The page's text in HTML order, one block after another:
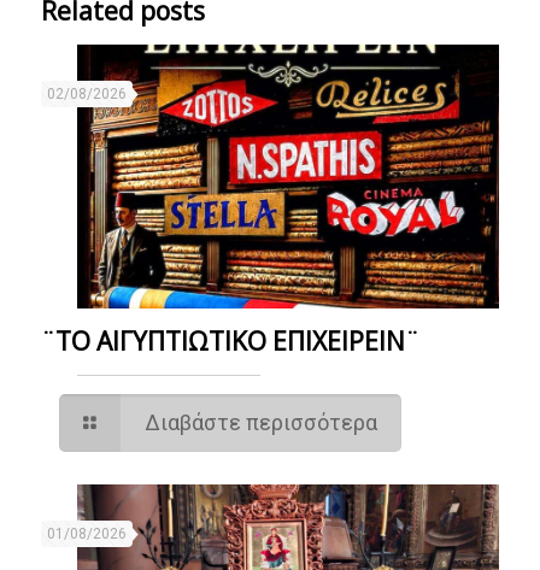
Related posts
02/08/2026
¨ΤΟ ΑΙΓΥΠΤΙΩΤΙΚΟ ΕΠΙΧΕΙΡΕΙΝ¨
Διαβάστε περισσότερα
01/08/2026